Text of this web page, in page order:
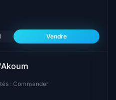
Vendre
: Commander